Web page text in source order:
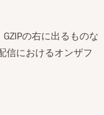
の右に出るものな
信におけるオンザフ